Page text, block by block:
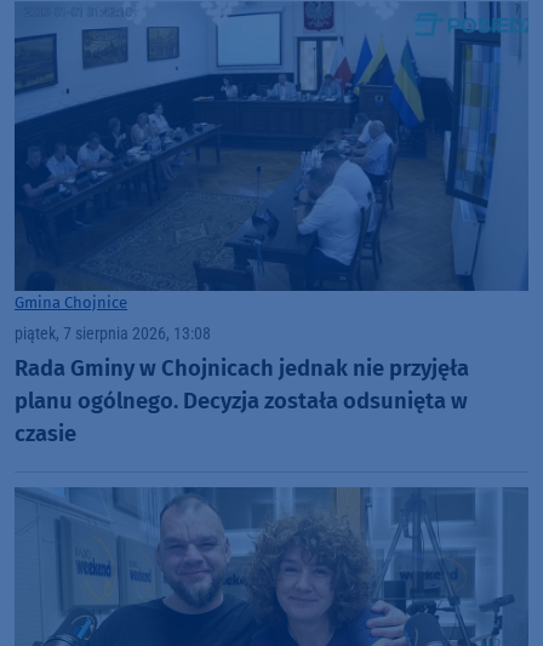
Gmina Chojnice
piątek, 7 sierpnia 2026, 13:08
Rada Gminy w Chojnicach jednak nie przyjęła
planu ogólnego. Decyzja została odsunięta w
czasie